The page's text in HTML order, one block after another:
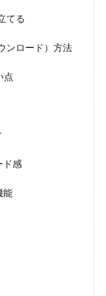
てる
ンロード）方法
点
ド感
能